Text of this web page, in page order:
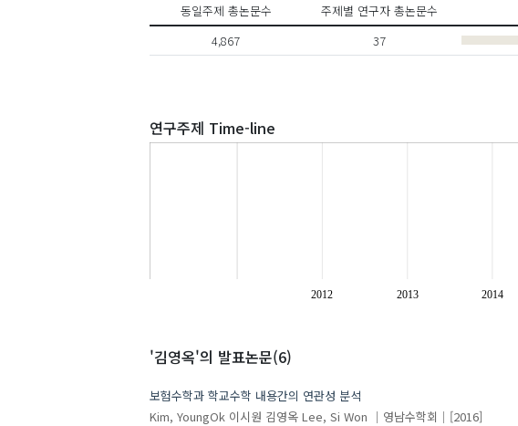
동일주제 총논문수 주제별 연구자 총논문수
4,867
37
연구주제 Time-line
2012 2013 2014
주제
'김영옥'의 발표논문(6)
보험수학과 학교수학 내용간의 연관성 분석
Kim, YoungOk 이시원 김영옥 Lee, Si Won 영남수학회 [2016]